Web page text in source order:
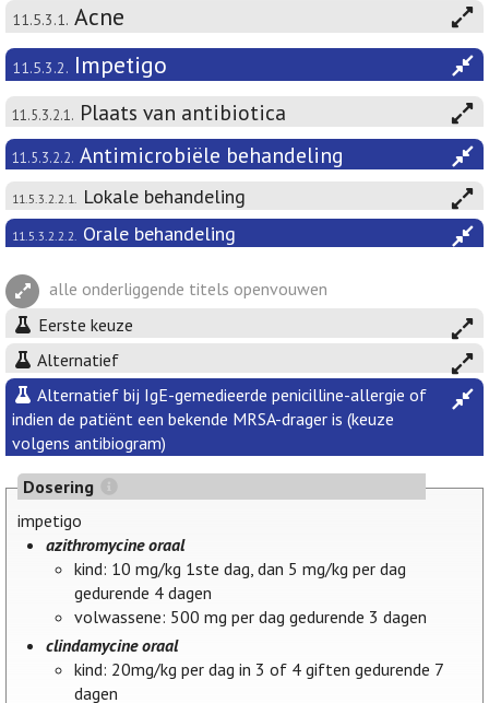
11.5.3.1. Acne
11.5.3.2. Impetigo
11.5.3.2.1. Plaats van antibiotica
11.5.3.2.2. Antimicrobiële behandeling
11.5.3.2.2.1. Lokale behandeling
11.5.3.2.2.2. Orale behandeling
alle onderliggende titels openvouwen
Eerste keuze
Alternatief
Alternatief bij IgE-gemedieerde penicilline-allergie of
indien de patiënt een bekende MRSA-drager is (keuze
volgens antibiogram)
Dosering
impetigo
azithromycine oraal
kind: 10 mg/kg 1ste dag, dan 5 mg/kg per dag
gedurende 4 dagen
volwassene: 500 mg per dag gedurende 3 dagen
clindamycine oraal
kind: 20mg/kg per dag in 3 of 4 giften gedurende 7
dagen